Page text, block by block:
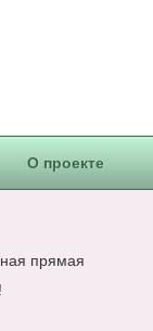
О проекте
прямая